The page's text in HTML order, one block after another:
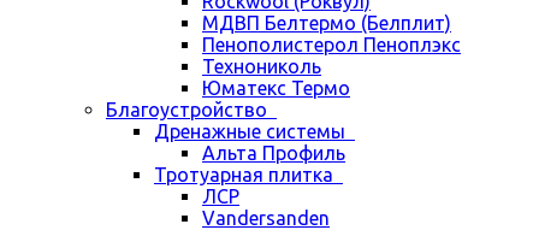
МДВП Белтермо (Белплит)
Пенополистерол Пеноплэкс
Технониколь
Юматекс Термо
Благоустройство
Дренажные системы
Альта Профиль
Тротуарная плитка
ЛСР
Vandersanden